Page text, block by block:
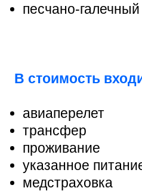
песчано-галечный
В стоимость
авиаперелет
трансфер
проживание
указанное
медстраховка